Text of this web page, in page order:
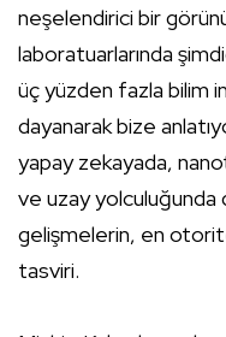
neşelendirici bir
laboratuarlarında
üç yüzden fazla bilim
dayanarak bize
yapay zekayada,
ve uzay
gelişmelerin, en
tasviri.